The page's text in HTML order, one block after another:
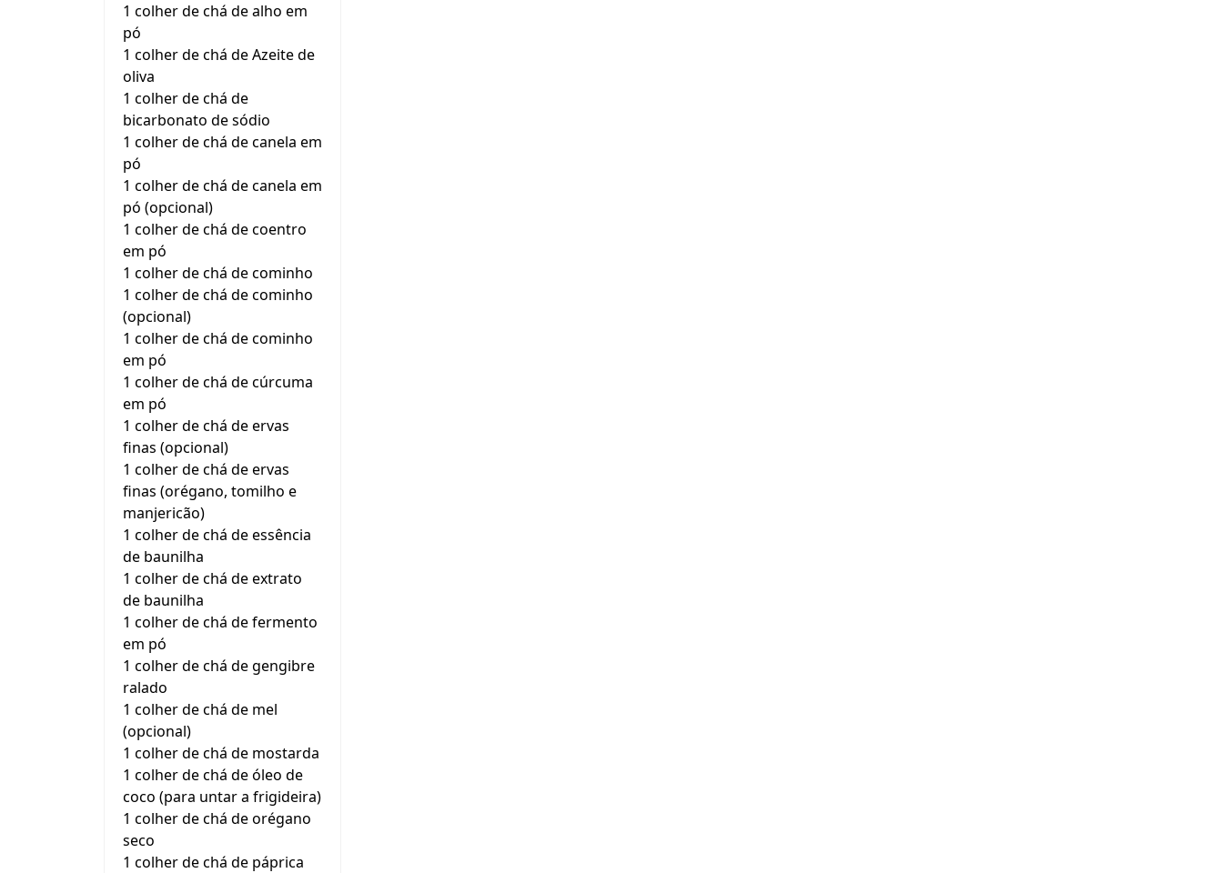
1 colher de chá de alho em
pó
1 colher de chá de Azeite de
oliva
1 colher de chá de
bicarbonato de sódio
1 colher de chá de canela em
pó
1 colher de chá de canela em
pó (opcional)
1 colher de chá de coentro
em pó
1 colher de chá de cominho
1 colher de chá de cominho
(opcional)
1 colher de chá de cominho
em pó
1 colher de chá de cúrcuma
em pó
1 colher de chá de ervas
finas (opcional)
1 colher de chá de ervas
finas (orégano, tomilho e
manjericão)
1 colher de chá de essência
de baunilha
1 colher de chá de extrato
de baunilha
1 colher de chá de fermento
em pó
1 colher de chá de gengibre
ralado
1 colher de chá de mel
(opcional)
1 colher de chá de mostarda
1 colher de chá de óleo de
coco (para untar a frigideira)
1 colher de chá de orégano
seco
1 colher de chá de páprica